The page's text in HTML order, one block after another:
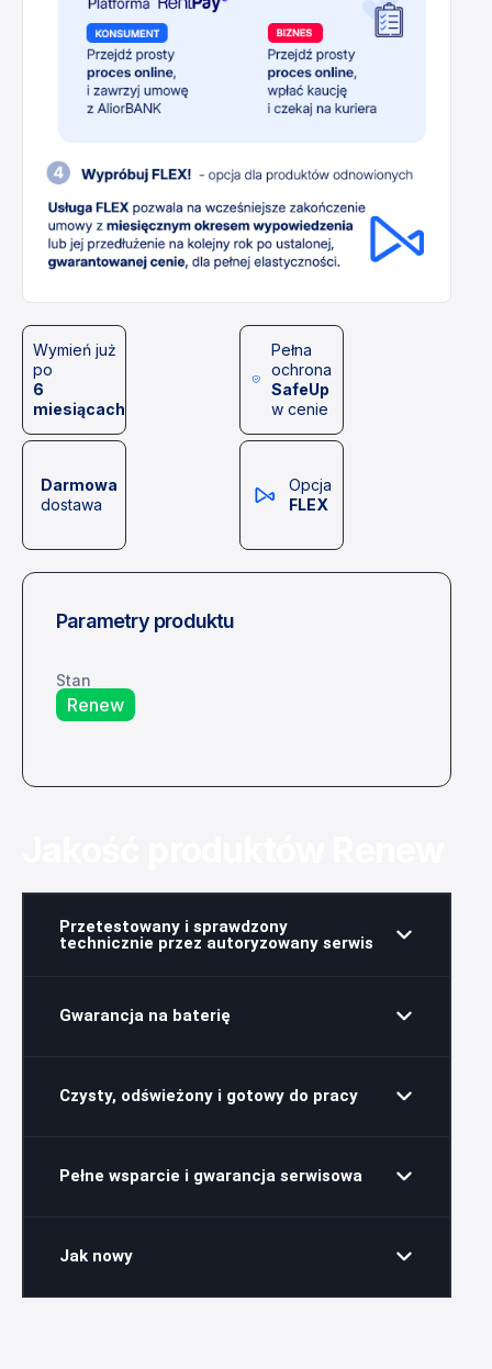
Wymień już
po
6
miesiącach
Pełna
ochrona
SafeUp
w cenie
Darmowa
dostawa
Opcja
FLEX
Parametry produktu
Stan
Renew
Przetestowany i sprawdzony
technicznie przez autoryzowany serwis
Gwarancja na baterię
Czysty, odświeżony i gotowy do pracy
Pełne wsparcie i gwarancja serwisowa
Jak nowy